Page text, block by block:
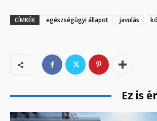
CÍMKÉK egészségügyi állapot javulás
Ez is